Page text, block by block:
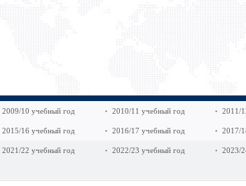
2009/10 учебный год 2010/11 учебный год 2011/
2015/16 учебный год 2016/17 учебный год 2017/
2021/22 учебный год 2022/23 учебный год 2023/